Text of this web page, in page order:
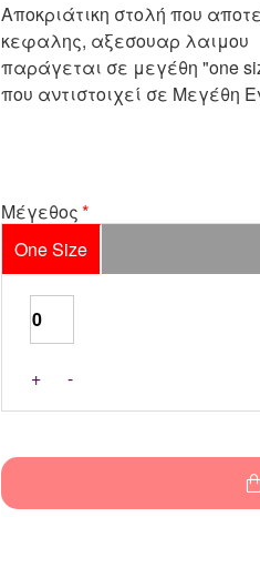
Αποκριάτικη στολή που
κεφαλης, αξεσουαρ λαιμου
παράγεται σε μεγέθη "one
που αντιστοιχεί σε Μεγέθη
Μέγεθος
One Size
+ -